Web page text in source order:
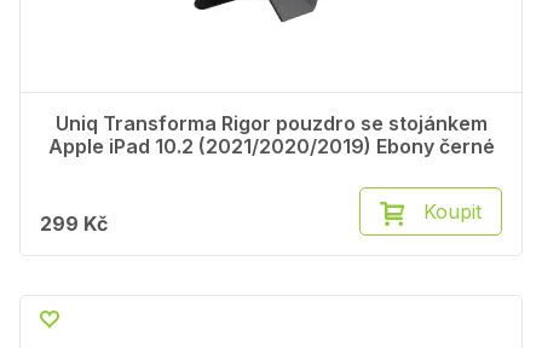
Uniq Transforma Rigor pouzdro se stojánkem
Apple iPad 10.2 (2021/2020/2019) Ebony černé
299 Kč Koupit